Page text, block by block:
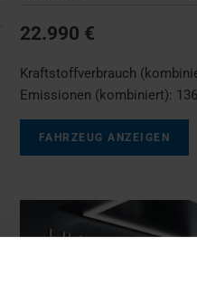
22.990 €
Kraftstoffverbrauch
Emissionen (kombiniert):
FAHRZEUG ANZEIGEN